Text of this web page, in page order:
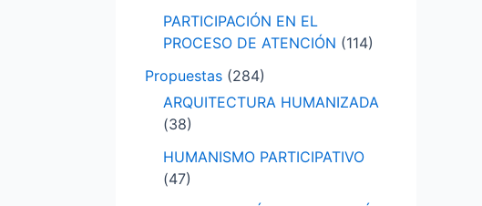
PARTICIPACIÓN EN EL
PROCESO DE ATENCIÓN (114)
Propuestas (284)
ARQUITECTURA HUMANIZADA
(38)
HUMANISMO PARTICIPATIVO
(47)